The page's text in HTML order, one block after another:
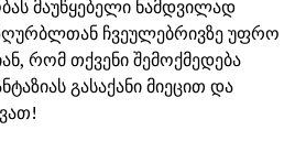
მაუწყებელი ნამდვილად
ჩვეულებრივზე უფრო
რომ თქვენი შემოქმედება
გასაქანი მიეცით და